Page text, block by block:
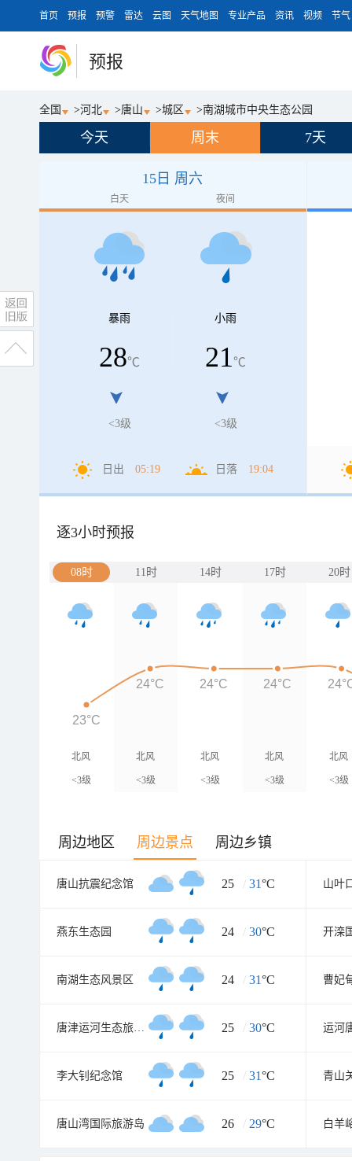
首页 预报 预警 雷达 云图 天气地图 专业产品 资讯 视频 节气
预报
全国 >河北 >唐山 >城区 >南湖城市中央生态公园
今天 周末 7天
15日 周六
白天 夜间
暴雨
28℃
<3级
小雨
21℃
<3级
日出 05:19 日落 19:04
逐3小时预报
08时 11时 14时 17时 20时
北风
<3级
北风
<3级
北风
<3级
北风
<3级
北风
<3级
23°C
24°C 24°C 24°C
周边地区 周边景点 周边乡镇
唐山抗震纪念馆 25 / 31°C 山叶
燕东生态园 24 / 30°C 开滦
南湖生态风景区 24 / 31°C 曹妃
唐津运河生态旅游度假景区 25 / 30°C 运河
李大钊纪念馆 25 / 31°C 青山
唐山湾国际旅游岛 26 / 29°C 白羊